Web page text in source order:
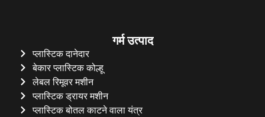
गर्म उत्पाद
प्लास्टिक दानेदार
बेकार प्लास्टिक कोल्हू
लेबल रिमूवर मशीन
प्लास्टिक ड्रायर मशीन
प्लास्टिक बोतल काटने वाला यंत्र